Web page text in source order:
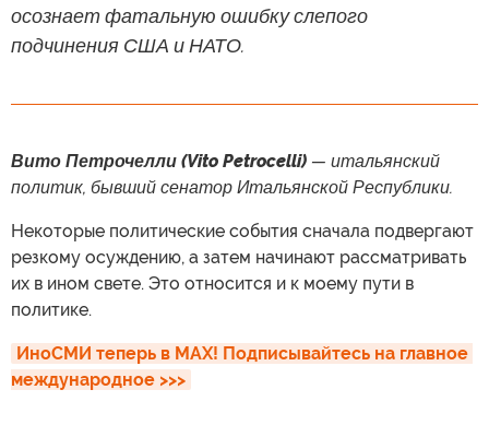
осознает фатальную ошибку слепого
подчинения США и НАТО.
Вито Петрочелли (Vito Petrocelli) — итальянский
политик, бывший сенатор Итальянской Республики.
Некоторые политические события сначала подвергают
резкому осуждению, а затем начинают рассматривать
их в ином свете. Это относится и к моему пути в
политике.
ИноСМИ теперь в MAX! Подписывайтесь на главное
международное >>>